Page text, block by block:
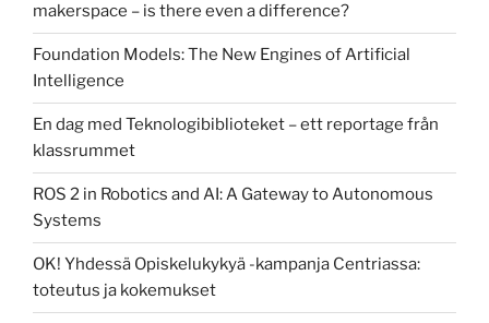
makerspace – is there even a difference?
Foundation Models: The New Engines of Artificial
Intelligence
En dag med Teknologibiblioteket – ett reportage från
klassrummet
ROS 2 in Robotics and AI: A Gateway to Autonomous
Systems
OK! Yhdessä Opiskelukykyä -kampanja Centriassa:
toteutus ja kokemukset